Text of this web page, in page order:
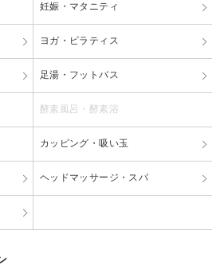
妊娠・マタニティ
ヨガ・ピラティス
足湯・フットバス
酵素風呂・酵素浴
カッピング・吸い玉
ヘッドマッサージ・スパ